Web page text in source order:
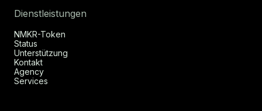
Dienstleistungen
NMKR-Token
Status
Unterstützung
Kontakt
Agency
Services